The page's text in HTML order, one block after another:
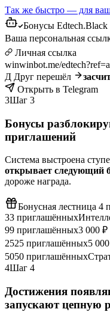
Так же быстро — для
Бонусы Edtech.Black
Ваша персональная
Личная ссылка
winwinbot.me/
Д Друг перешёл
Открыть в Telegram
3Шаг 3
Бонусы
приглашений
Система выстроена
открывает следующий
дороже награда.
Бонусная лестница 4
33 приглашённых
99 приглашённых3 000 ₽
2525 приглашённых5
5050 приглашённых
4Шаг 4
Достижения
запускают цепную